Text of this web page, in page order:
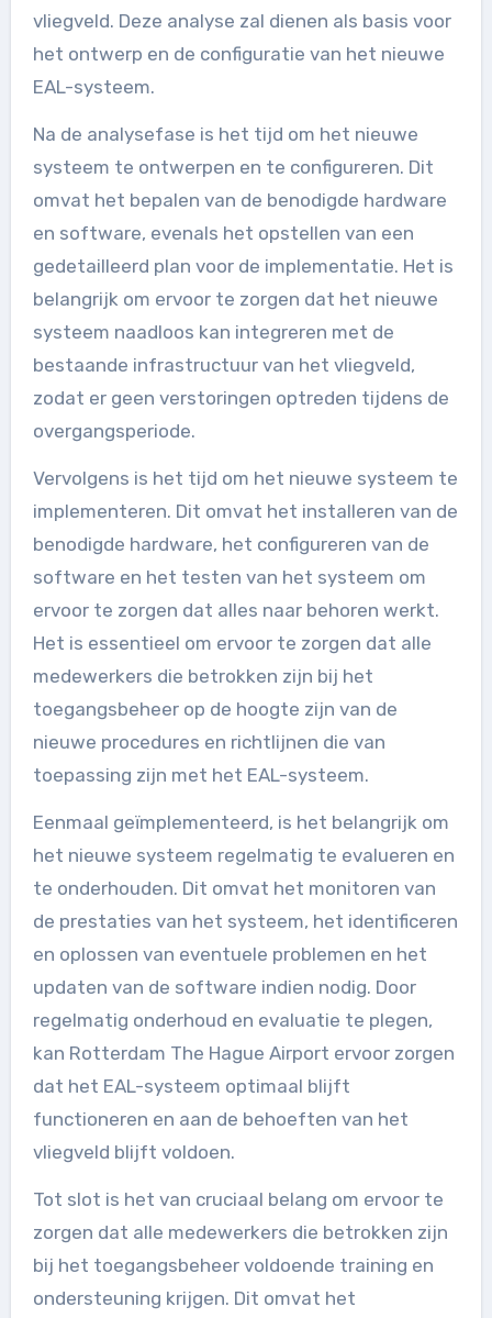
vliegveld. Deze analyse zal dienen als basis voor
het ontwerp en de configuratie van het nieuwe
EAL-systeem.
Na de analysefase is het tijd om het nieuwe
systeem te ontwerpen en te configureren. Dit
omvat het bepalen van de benodigde hardware
en software, evenals het opstellen van een
gedetailleerd plan voor de implementatie. Het is
belangrijk om ervoor te zorgen dat het nieuwe
systeem naadloos kan integreren met de
bestaande infrastructuur van het vliegveld,
zodat er geen verstoringen optreden tijdens de
overgangsperiode.
Vervolgens is het tijd om het nieuwe systeem te
implementeren. Dit omvat het installeren van de
benodigde hardware, het configureren van de
software en het testen van het systeem om
ervoor te zorgen dat alles naar behoren werkt.
Het is essentieel om ervoor te zorgen dat alle
medewerkers die betrokken zijn bij het
toegangsbeheer op de hoogte zijn van de
nieuwe procedures en richtlijnen die van
toepassing zijn met het EAL-systeem.
Eenmaal geïmplementeerd, is het belangrijk om
het nieuwe systeem regelmatig te evalueren en
te onderhouden. Dit omvat het monitoren van
de prestaties van het systeem, het identificeren
en oplossen van eventuele problemen en het
updaten van de software indien nodig. Door
regelmatig onderhoud en evaluatie te plegen,
kan Rotterdam The Hague Airport ervoor zorgen
dat het EAL-systeem optimaal blijft
functioneren en aan de behoeften van het
vliegveld blijft voldoen.
Tot slot is het van cruciaal belang om ervoor te
zorgen dat alle medewerkers die betrokken zijn
bij het toegangsbeheer voldoende training en
ondersteuning krijgen. Dit omvat het